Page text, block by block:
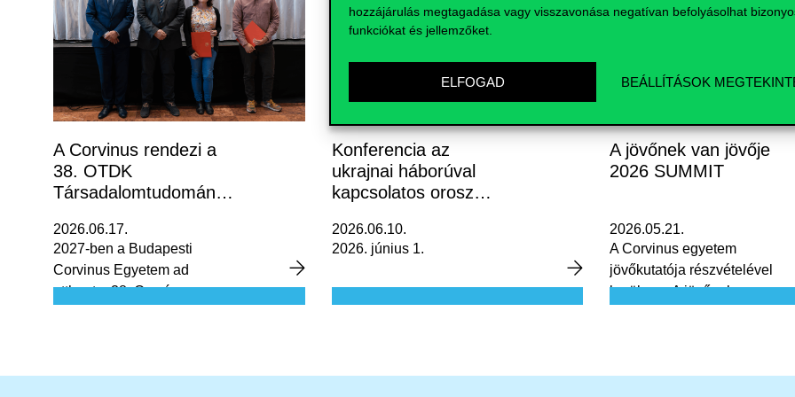
hozzájárulás megtagadása vagy visszavonása negatívan befolyásolhat
funkciókat és jellemzőket.
ELFOGAD BEÁLLÍTÁSOK
osztályozást használták, amely
jellemzésére. A kutatók 34 650
beteg adatait elemezték, akik
vagy agyvérzés miatt kerültek
sürgősségi ellátásba,
A Corvinus rendezi a
38. OTDK
Társadalomtudományi
2026.06.17.
2027-ben a Budapesti
Corvinus Egyetem ad
otthont a 38. Országos
Szekciójának. A
Konferencia az
ukrajnai háborúval
kapcsolatos orosz
visegrádi térségben
2026.06.10.
2026. június 1.
A jövőnek van jövője
2026 SUMMIT
2026.05.21.
A Corvinus egyetem
jövőkutatója részvételével
kerül sor „A jövőnek van
Tudásközpont Alapítvány